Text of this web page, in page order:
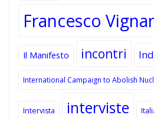
Francesco
Il Manifesto incontri
International Campaign to Abolish
Intervista interviste